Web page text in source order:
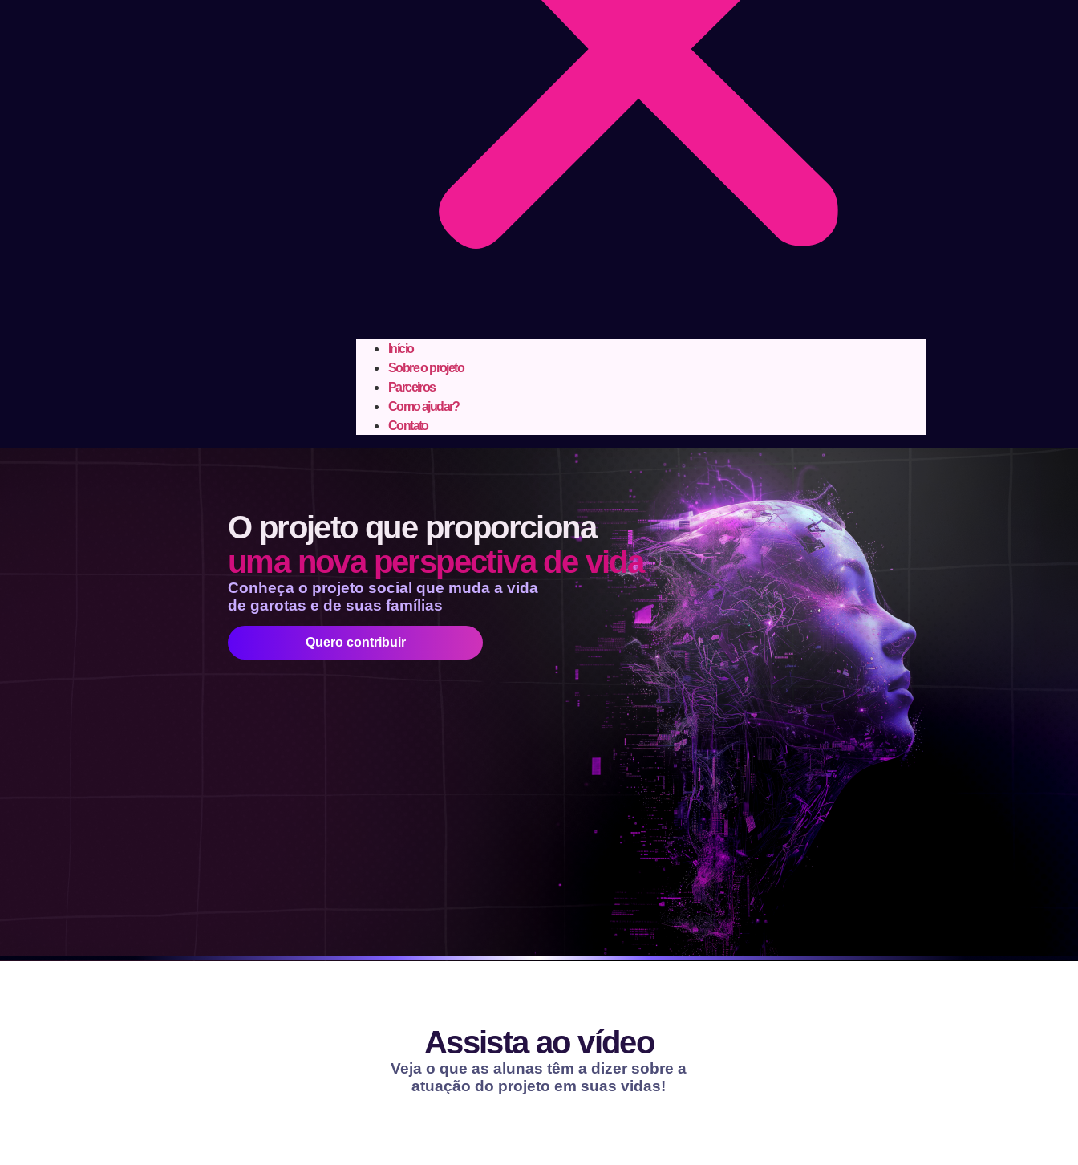
Início
Sobre o projeto
Parceiros
Como ajudar?
Contato
O projeto que proporciona
uma nova perspectiva de vida
Conheça o projeto social que muda a vida
de garotas e de suas famílias
Quero contribuir
Assista ao vídeo
Veja o que as alunas têm a dizer sobre a
atuação do projeto em suas vidas!